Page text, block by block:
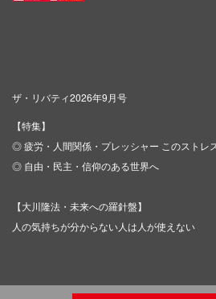
ザ・リバティ2026年9月号
【特集】
◎ 疲労・人間関係・プレッシャー このストレ
◎ 自由・民主・信仰のある世界へ
【大川隆法・未来への羅針盤】
人の気持ちが分からない人は人が使えない